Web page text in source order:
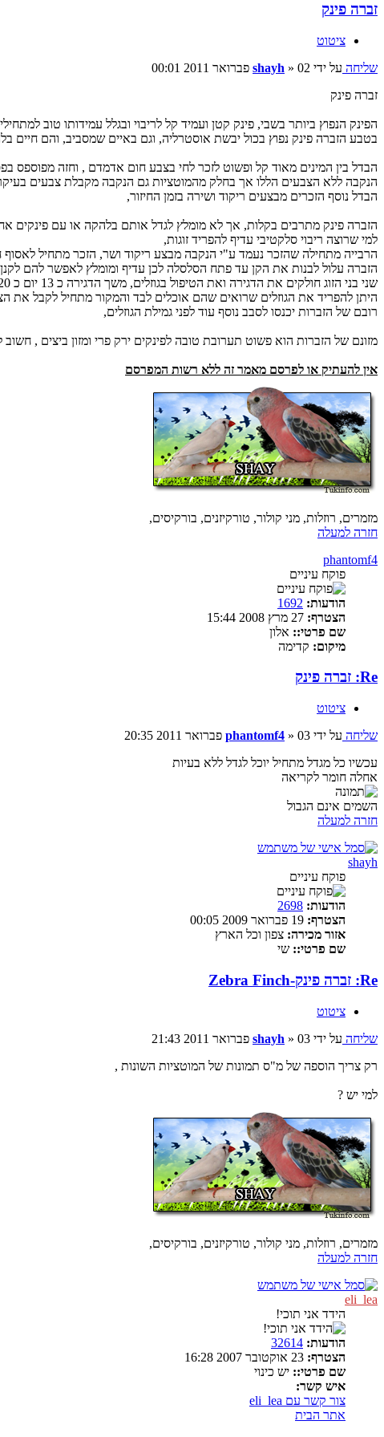
זברה פינק
ציטוט
שליחה על ידי shayh » 02 פברואר 2011 00:01
זברה פינק
הפינק הנפוץ ביותר בשבי, פינק קטן ועמיד קל לריבוי ובגלל עמידותו טוב
בטבע הזברה פינק נפוץ בכול יבשת אוסטרליה, וגם באיים שמסביב, והם חיים
הבדל בין המינים מאוד קל ופשוט לזכר לחי בצבע חום אדמדם , וחזה מפוספס
הנקבה ללא הצבעים הללו אך בחלק מהמוטציות גם הנקבה מקבלת צבעים
הבדל נוסף הזכרים מבצעים ריקוד ושירה בזמן החיזור,
הזברה פינק מתרבים בקלות, אך לא מומלץ לגדל אותם בלהקה או עם פינקים
למי שרוצה ריבוי סלקטיבי עדיף להפריד זוגות,
הרבייה מתחילה שהזכר נעמד ע"י הנקבה מבצע ריקוד ושר, הזכר מתחיל
הזברה עלול לבנות את הקן עד פתח הסלסלה לכן עדיף ומומלץ לאפשר להם לקנן
שני בני הזוג חולקים את הדגירה ואת הטיפול בגוזלים, משך הדגירה כ 13 יום כ 20 יום לאחר הבקיעה הגוזלים מוכנים לעזוב את הקן,
היתן להפריד את הגוזלים שרואים שהם אוכלים לבד והמקור מתחיל לקבל את
רובם של הזברות יכנסו לסבב נוסף עוד לפני גמילת הגוזלים,
מזונם של הזברות הוא פשוט תערובת טובה לפינקים ירק פרי ומזון ביצים ,
אין להעתיק או לפרסם מאמר זה ללא רשות המפרסם
מזמרים, רוזלות, מני קולור, טורקיזנים, בורקיסים,
חזרה למעלה
phantomf4
פוקח עיניים
הודעות: 1692
הצטרף:
שם פרטי:: אלון
מיקום: קדימה
Re: זברה פינק
ציטוט
שליחה על ידי phantomf4 » 03 פברואר 2011 20:35
עכשיו כל מגדל מתחיל יוכל לגדל ללא בעיות
אחלה חומר לקריאה
השמים אינם הגבול
חזרה למעלה
shayh
פוקח עיניים
הודעות: 2698
הצטרף:
אזור מכירה: צפון וכל הארץ
שם פרטי:: שי
Re: זברה פינק-Zebra Finch
ציטוט
שליחה על ידי shayh » 03 פברואר 2011 21:43
רק צריך הוספה של מ"ס תמונות של המוטציות השונות ,
למי יש ?
מזמרים, רוזלות, מני קולור, טורקיזנים, בורקיסים,
חזרה למעלה
eli_lea
הידד אני תוכי!
הודעות: 32614
הצטרף:
שם פרטי:: יש כינוי
איש קשר:
צור קשר עם eli_lea
אתר הבית